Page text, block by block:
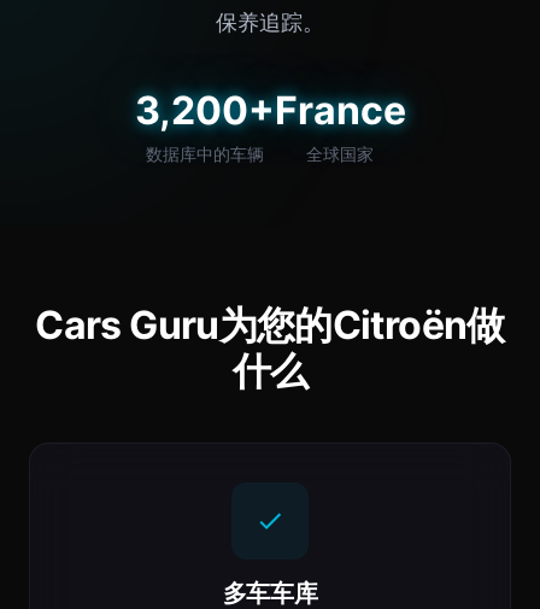
保养追踪。
3,200+
数据库中的车辆
France
全球国家
Cars Guru为您的Citroën做
什么
多车车库